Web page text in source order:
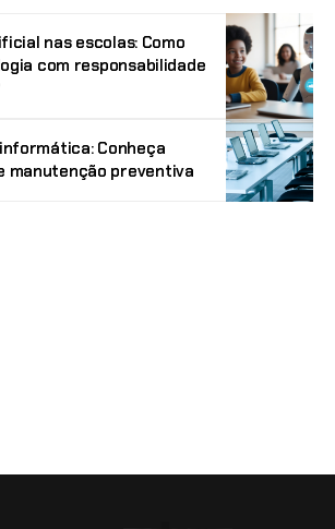
nas escolas: Como
com responsabilidade
Conheça
manutenção preventiva